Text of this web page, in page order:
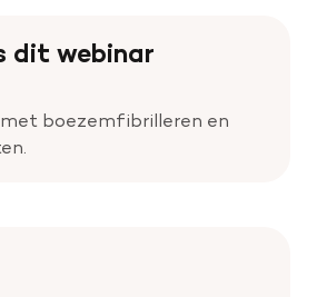
dit webinar
boezemfibrilleren en